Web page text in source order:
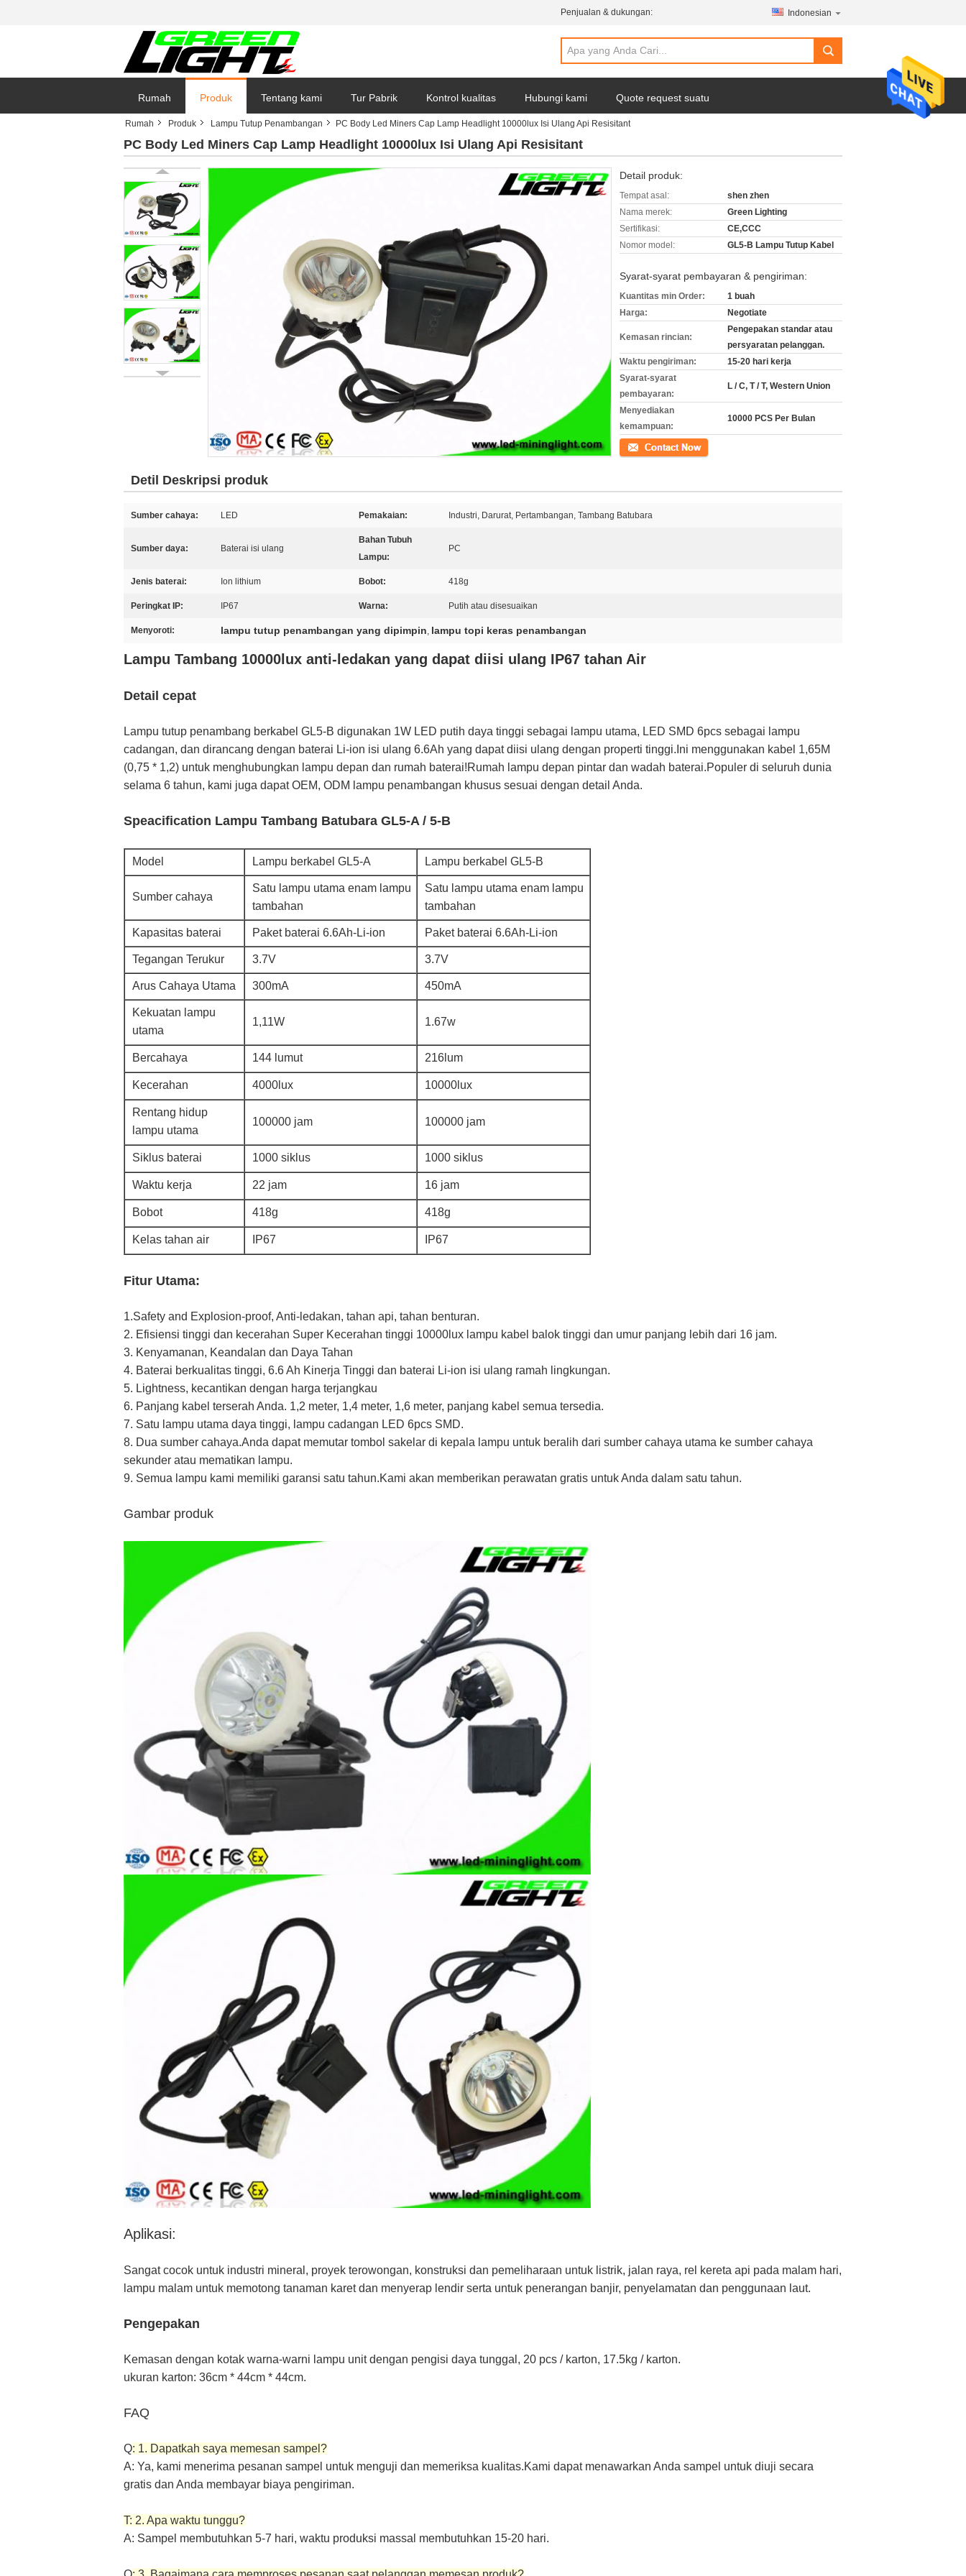
Penjualan & dukungan: Indonesian
Rumah Produk Tentang kami Tur Pabrik Kontrol kualitas Hubungi kami Quote request suatu
Rumah Produk Lampu Tutup Penambangan PC Body Led Miners Cap Lamp Headlight 10000lux Isi Ulang Api Resisitant
PC Body Led Miners Cap Lamp Headlight 10000lux Isi Ulang Api Resisitant
Detail produk:
Tempat asal:
shen zhen
Nama merek:
Green Lighting
Sertifikasi:
CE,CCC
Nomor model:
GL5-B Lampu Tutup Kabel
Syarat-syarat pembayaran & pengiriman:
Kuantitas min Order:
1 buah
Harga:
Negotiate
Kemasan rincian:
Pengepakan standar atau
persyaratan pelanggan.
Waktu pengiriman:
15-20 hari kerja
Syarat-syarat
pembayaran:
L / C, T / T, Western Union
Menyediakan
kemampuan:
10000 PCS Per Bulan
Kontak
Detil Deskripsi produk
Sumber cahaya: LED Pemakaian: Industri, Darurat, Pertambangan, Tambang Batubara
Sumber daya: Baterai isi ulang
Bahan Tubuh
Lampu:
PC
Jenis baterai: Ion lithium Bobot: 418g
Peringkat IP: IP67 Warna: Putih atau disesuaikan
Menyoroti: lampu tutup penambangan yang dipimpin, lampu topi keras penambangan
Lampu Tambang 10000lux anti-ledakan yang dapat diisi ulang IP67 tahan Air
Detail cepat
Lampu tutup penambang berkabel GL5-B digunakan 1W LED putih daya tinggi sebagai lampu utama, LED SMD 6pcs sebagai lampu
cadangan, dan dirancang dengan baterai Li-ion isi ulang 6.6Ah yang dapat diisi ulang dengan properti tinggi. Ini menggunakan kabel 1,65M
(0,75 * 1,2) untuk menghubungkan lampu depan dan rumah baterai!Rumah lampu depan pintar dan wadah baterai.Populer di seluruh dunia
selama 6 tahun, kami juga dapat OEM, ODM lampu penambangan khusus sesuai dengan detail Anda.
Speacification Lampu Tambang Batubara GL5-A / 5-B
Model Lampu berkabel GL5-A Lampu berkabel GL5-B
Sumber cahaya
Satu lampu utama enam lampu
tambahan
Satu lampu utama enam lampu
tambahan
Kapasitas baterai Paket baterai 6.6Ah-Li-ion Paket baterai 6.6Ah-Li-ion
Tegangan Terukur 3.7V 3.7V
Arus Cahaya Utama 300mA 450mA
Kekuatan lampu
utama
1,11W 1.67w
Bercahaya 144 lumut 216lum
Kecerahan 4000lux 10000lux
Rentang hidup
lampu utama
100000 jam 100000 jam
Siklus baterai 1000 siklus 1000 siklus
Waktu kerja 22 jam 16 jam
Bobot 418g 418g
Kelas tahan air IP67 IP67
Fitur Utama:
1.Safety and Explosion-proof, Anti-ledakan, tahan api, tahan benturan.
2. Efisiensi tinggi dan kecerahan Super Kecerahan tinggi 10000lux lampu kabel balok tinggi dan umur panjang lebih dari 16 jam.
3. Kenyamanan, Keandalan dan Daya Tahan
4. Baterai berkualitas tinggi, 6.6 Ah Kinerja Tinggi dan baterai Li-ion isi ulang ramah lingkungan.
5. Lightness, kecantikan dengan harga terjangkau
6. Panjang kabel terserah Anda. 1,2 meter, 1,4 meter, 1,6 meter, panjang kabel semua tersedia.
7. Satu lampu utama daya tinggi, lampu cadangan LED 6pcs SMD.
8. Dua sumber cahaya.Anda dapat memutar tombol sakelar di kepala lampu untuk beralih dari sumber cahaya utama ke sumber cahaya
sekunder atau mematikan lampu.
9. Semua lampu kami memiliki garansi satu tahun.Kami akan memberikan perawatan gratis untuk Anda dalam satu tahun.
Gambar produk
Aplikasi:
Sangat cocok untuk industri mineral, proyek terowongan, konstruksi dan pemeliharaan untuk listrik, jalan raya, rel kereta api pada malam hari,
lampu malam untuk memotong tanaman karet dan menyerap lendir serta untuk penerangan banjir, penyelamatan dan penggunaan laut.
Pengepakan
Kemasan dengan kotak warna-warni lampu unit dengan pengisi daya tunggal, 20 pcs / karton, 17.5kg / karton.
ukuran karton: 36cm * 44cm * 44cm.
FAQ
Q: 1. Dapatkah saya memesan sampel?
A: Ya, kami menerima pesanan sampel untuk menguji dan memeriksa kualitas.Kami dapat menawarkan Anda sampel untuk diuji secara
gratis dan Anda membayar biaya pengiriman.
T: 2. Apa waktu tunggu?
A: Sampel membutuhkan 5-7 hari, waktu produksi massal membutuhkan 15-20 hari.